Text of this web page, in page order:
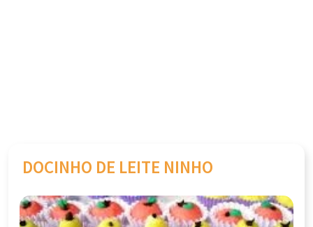
DOCINHO DE LEITE NINHO